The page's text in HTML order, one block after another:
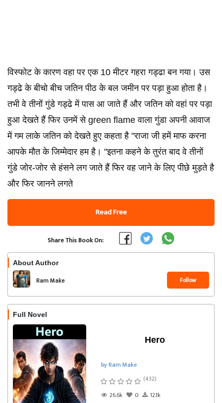
विस्फोट के कारण वहा पर एक 10 मीटर गहरा गड्ढा बन गया। उस
गड्ढे के बीचो बीच जतिन पीठ के बल जमीन पर पड़ा हुआ होता है।
तभी वे तीनों गुंडे गड्ढे में पास आ जाते हैं और जतिन को वहां पर पड़ा
हुआ देखते हैं फिर उनमें से green flame वाला गुंडा अपनी आवाज
में गम लाके जतिन को देखते हुए कहता है "राजा जी हमें माफ करना
आपके मौत के जिम्मेदार हम है। "इतना कहने के तुरंत बाद वे तीनों
गुंडे जोर-जोर से हंसने लग जाते हैं फिर वह जाने के लिए पीछे मुड़ते है
और फिर जानने लगते
Read Free
Share This Book On:
About Author
Ram Make Follow
Full Novel
Hero
by Ram Make
(432)
26.6k
0 12.1k